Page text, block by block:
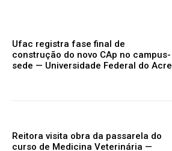
Ufac registra fase final de
construção do novo CAp no campus-
sede — Universidade Federal do Acre
Reitora visita obra da passarela do
curso de Medicina Veterinária —